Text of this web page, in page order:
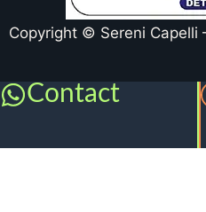
Copyright © Sereni Capelli
Contact